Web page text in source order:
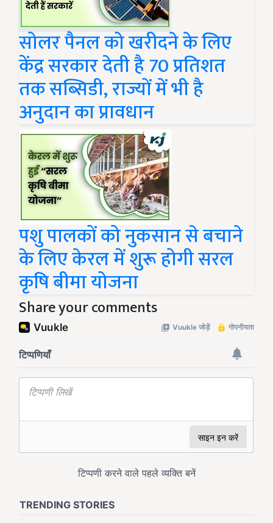
सोलर पैनल को खरीदने के लिए
केंद्र सरकार देती है 70 प्रतिशत
तक सब्सिडी, राज्यों में भी है
अनुदान का प्रावधान
पशु पालकों को नुकसान से बचाने
के लिए केरल में शुरू होगी सरल
कृषि बीमा योजना
Share your comments